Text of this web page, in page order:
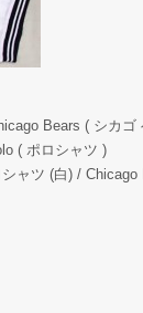
Bears ( シカゴ
( ポロシャツ )
ャツ (白) /